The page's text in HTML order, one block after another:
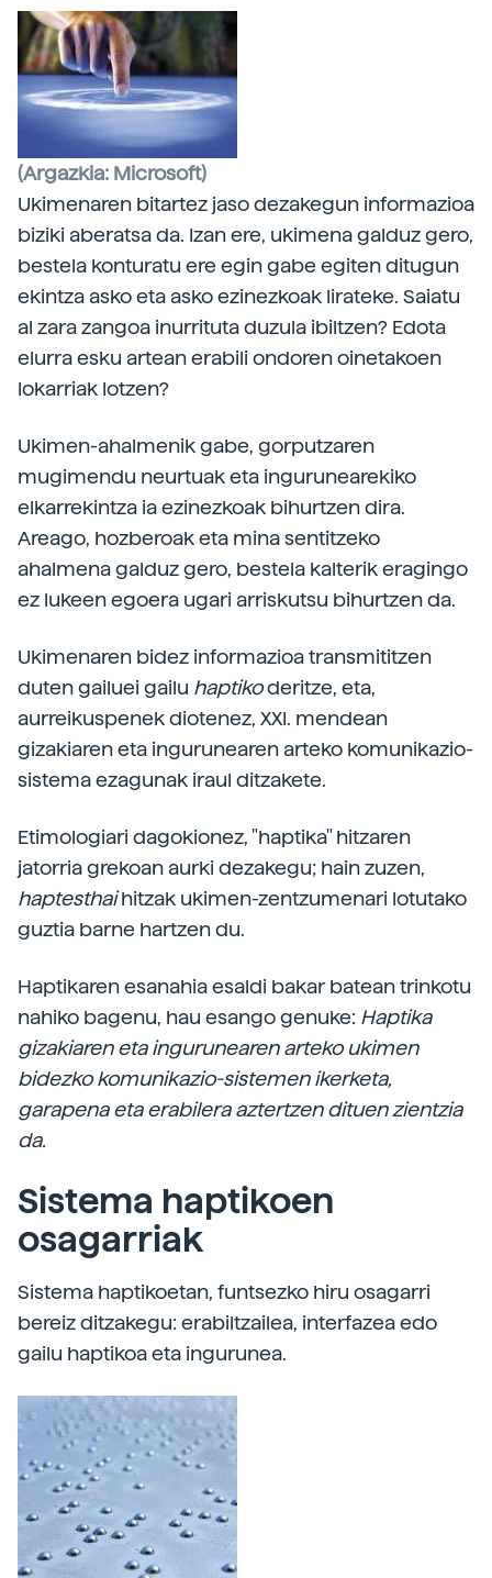
(Argazkia: Microsoft)
Ukimenaren bitartez jaso dezakegun informazioa
biziki aberatsa da. Izan ere, ukimena galduz gero,
bestela konturatu ere egin gabe egiten ditugun
ekintza asko eta asko ezinezkoak lirateke. Saiatu
al zara zangoa inurrituta duzula ibiltzen? Edota
elurra esku artean erabili ondoren oinetakoen
lokarriak lotzen?
Ukimen-ahalmenik gabe, gorputzaren
mugimendu neurtuak eta ingurunearekiko
elkarrekintza ia ezinezkoak bihurtzen dira.
Areago, hozberoak eta mina sentitzeko
ahalmena galduz gero, bestela kalterik eragingo
ez lukeen egoera ugari arriskutsu bihurtzen da.
Ukimenaren bidez informazioa transmititzen
duten gailuei gailu haptikoderitze, eta,
aurreikuspenek diotenez, XXI. mendean
gizakiaren eta ingurunearen arteko komunikazio-
sistema ezagunak iraul ditzakete.
Etimologiari dagokionez, "haptika" hitzaren
jatorria grekoan aurki dezakegu; hain zuzen,
haptesthaihitzak ukimen-zentzumenari lotutako
guztia barne hartzen du.
Haptikaren esanahia esaldi bakar batean trinkotu
nahiko bagenu, hau esango genuke: Haptika
gizakiaren eta ingurunearen arteko ukimen
bidezko komunikazio-sistemen ikerketa,
garapena eta erabilera aztertzen dituen zientzia
da.
Sistema haptikoen
osagarriak
Sistema haptikoetan, funtsezko hiru osagarri
bereiz ditzakegu: erabiltzailea, interfazea edo
gailu haptikoa eta ingurunea.